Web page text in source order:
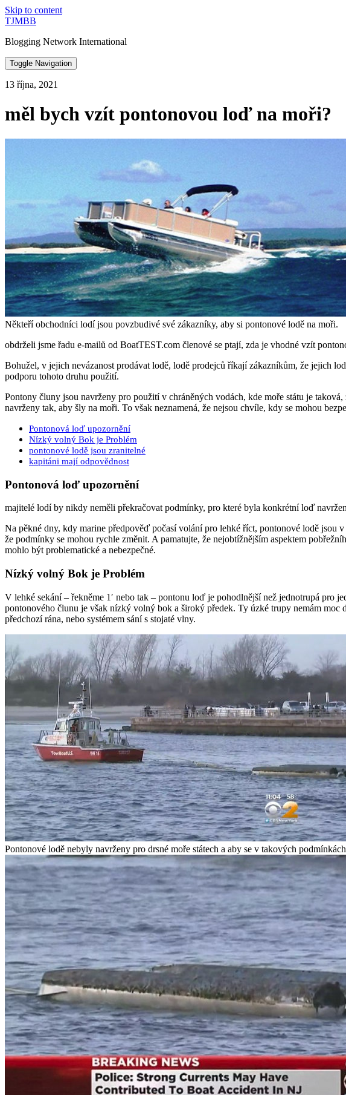
Skip to content
TJMBB
Blogging Network International
Toggle Navigation
13 října, 2021
měl bych vzít pontonovou loď na moři?
Někteří obchodníci lodí jsou povzbudivé své zákazníky, aby si pontonové lodě na moři.
obdrželi jsme řadu e-mailů od BoatTEST.com členové se ptají, zda je vhodné vzít
Bohužel, v jejich nevázanost prodávat lodě, lodě prodejců říkají zákazníkům, že jejich
podporu tohoto druhu použití.
Pontony čluny jsou navrženy pro použití v chráněných vodách, kde moře státu je
navrženy tak, aby šly na moři. To však neznamená, že nejsou chvíle, kdy se mohou
Pontonová loď upozornění
Nízký volný Bok je Problém
pontonové lodě jsou zranitelné
kapitáni mají odpovědnost
Pontonová loď upozornění
majitelé lodí by nikdy neměli překračovat podmínky, pro které byla konkrétní loď
Na pěkné dny, kdy marine předpověď počasí volání pro lehké říct, pontonové lodě jsou
že podmínky se mohou rychle změnit. A pamatujte, že nejobtížnějším aspektem
mohlo být problematické a nebezpečné.
Nízký volný Bok je Problém
V lehké sekání – řekněme 1′ nebo tak – pontonu loď je pohodlnější než jednotrupá
pontonového člunu je však nízký volný bok a široký předek. Ty úzké trupy nemám
předchozí rána, nebo systémem sání s stojaté vlny.
Pontonové lodě nebyly navrženy pro drsné moře státech a aby se v takových